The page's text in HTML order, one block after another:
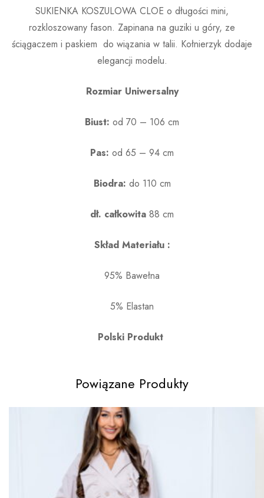
SUKIENKA KOSZULOWA CLOE o długości mini,
rozkloszowany fason. Zapinana na guziki u góry, ze
ściągaczem i paskiem do wiązania w talii. Kołnierzyk dodaje
elegancji modelu.
Rozmiar Uniwersalny
Biust: od 70 – 106 cm
Pas: od 65 – 94 cm
Biodra: do 110 cm
dł. całkowita 88 cm
Skład Materiału :
95% Bawełna
5% Elastan
Polski Produkt
Powiązane Produkty